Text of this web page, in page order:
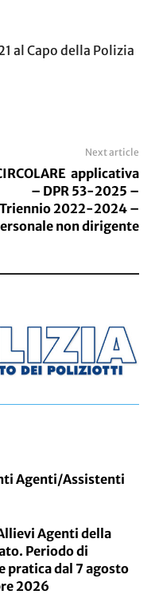
al Capo della Polizia
Next article
applicativa
– DPR 53-2025 –
Triennio 2022-2024 –
non dirigente
Agenti/Assistenti
Agenti della
Periodo di
pratica dal 7 agosto
2026